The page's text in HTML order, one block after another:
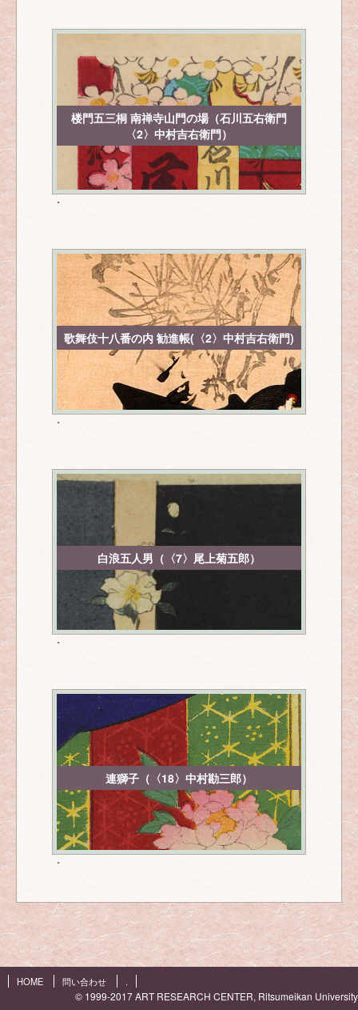
楼門五三桐 南禅寺山門の場（石川五右衛門
〈2〉中村吉右衛門）
・
歌舞伎十八番の内 勧進帳(〈2〉中村吉右衛門)
・
白浪五人男（〈7〉尾上菊五郎）
・
連獅子（〈18〉中村勘三郎）
・
HOME 問い合わせ .
© 1999-2017 ART RESEARCH CENTER, Ritsumeikan University